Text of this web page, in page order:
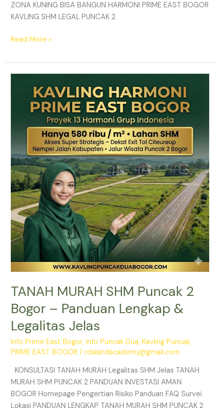
ZONA KUNING BISA BANGUN HARMONI PRIME EAST BOGOR
KAVLING SHM LEGAL PUNCAK 2
Read More »
TANAH MURAH SHM Puncak 2
Bogor – Panduan Lengkap &
Legalitas Jelas
Info Prime East Bogor,Info Puncak Dua,Kavling Puncak,
PRIME EAST BOGOR /rdalandacademy@gmail.com
KONSULTASI TANAH MURAH Legalitas SHM Jelas TANAH
MURAH SHM PUNCAK 2 PANDUAN INVESTASI AMAN
BOGOR Homepage Pengertian Risiko Panduan FAQ Survei
Lokasi PANDUAN LENGKAP TANAH MURAH SHM PUNCAK 2
MURAH
Puncak
Panduan
Lengkap
&
Legalitas
Jelas